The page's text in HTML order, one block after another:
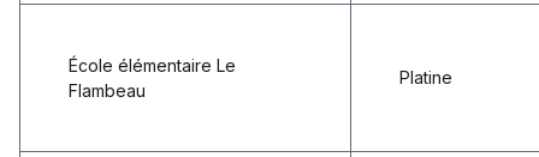
École élémentaire Le
Flambeau
Platine